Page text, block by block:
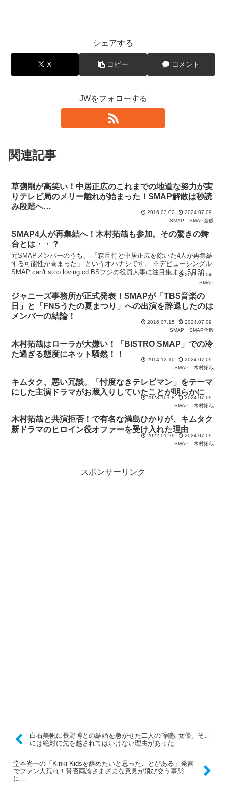
シェアする
X コピー コメント
JWをフォローする
関連記事
草彅剛が高笑い！中居正広のこれまでの地道な努力が実
りテレビ局のメリー離れが始まった！SMAP解散は秒読
み段階へ…
2016.03.02
2024.07.09
SMAP
SMAP全般
SMAP4人が再集結へ！木村拓哉も参加。その驚きの舞
台とは・・？
元SMAPメンバーのうち、 「森且行と中居正広を除いた4人が再集結
する可能性が高まった」 というオハナシです。 ※デビューシングル
SMAP can't stop loving cd BSフジの役員人事に注目集まる 5月30
2025.06.04
SMAP
ジャニーズ事務所が正式発表！SMAPが「TBS音楽の
日」と「FNSうたの夏まつり」への出演を辞退したのは
メンバーの結論！
2016.07.15
2024.07.09
SMAP
SMAP全般
木村拓哉はローラが大嫌い！「BISTRO SMAP」での冷
た過ぎる態度にネット騒然！！
2014.12.10
2024.07.09
SMAP
木村拓哉
キムタク、悪い冗談。「忖度なきテレビマン」をテーマ
にした主演ドラマがお蔵入りしていたことが明らかに
2023.10.08
2024.07.09
SMAP
木村拓哉
木村拓哉と共演拒否！で有名な満島ひかりが、キムタク
新ドラマのヒロイン役オファーを受け入れた理由
2022.01.29
2024.07.09
SMAP
木村拓哉
スポンサーリンク
白石美帆に長野博との結婚を急がせた二人の“宿敵”女優。そこ
には絶対に先を越されてはいけない理由があった
堂本光一の「Kinki Kidsを辞めたいと思ったことがある」発言
でファン大荒れ！賛否両論さまざまな意見が飛び交う事態
に…